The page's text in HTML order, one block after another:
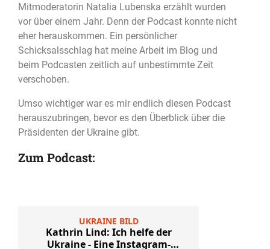
Mitmoderatorin Natalia Lubenska erzählt wurden
vor über einem Jahr. Denn der Podcast konnte nicht
eher herauskommen. Ein persönlicher
Schicksalsschlag hat meine Arbeit im Blog und
beim Podcasten zeitlich auf unbestimmte Zeit
verschoben.
Umso wichtiger war es mir endlich diesen Podcast
herauszubringen, bevor es den Überblick über die
Präsidenten der Ukraine gibt.
Zum Podcast: